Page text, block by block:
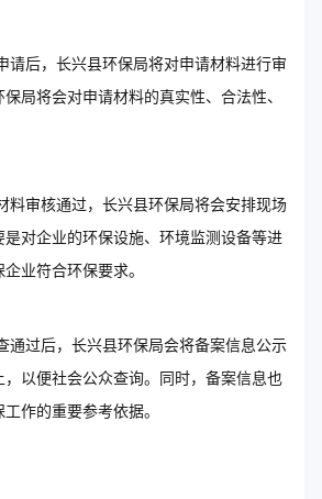
请后，长兴县环保局将对申请材料进行审
局将会对申请材料的真实性、合法性、
料审核通过，长兴县环保局将会安排现场
对企业的环保设施、环境监测设备等进
业符合环保要求。
通过后，长兴县环保局会将备案信息公示
以便社会公众查询。同时，备案信息也
作的重要参考依据。